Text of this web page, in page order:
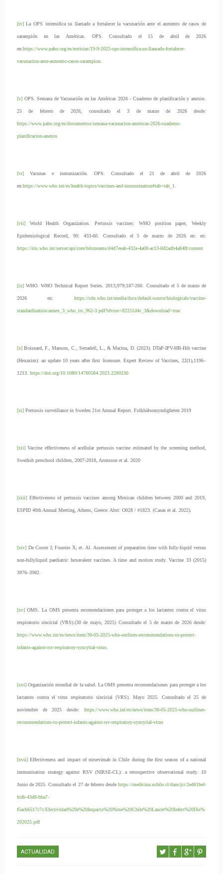
[iv]La OPS intensifica su llamado a fortalecer la vacunación ante el aumento de casos de
sarampión en las Américas. OPS. Consultado el 15 de abril de 2026
en:https://www.paho.org/es/noticias/19-9-2025-ops-intensifica-su-llamado-fortalecer-
vacunacion-ante-aumento-casos-sarampion.
[v]OPS. Semana de Vacunación en las Américas 2026 - Cuaderno de planificación y anexos.
25 de febrero de 2026, consultado el 3 de marzo de 2026 desde:
https://www.paho.org/es/documentos/semana-vacunacion-americas-2026-cuaderno-
planificacion-anexos
[vi]Vacunas e inmunización. OPS. Consultado el 21 de abril de 2026
en:https://www.who.int/es/health-topics/vaccines-and-immunization#tab=tab_1
[vii]World Health Organization. Pertussis vaccines: WHO position paper, Weekly
Epidemiological Record, 90: 433-60. Consultado el 5 de marzo de 2026 en: en:
https://iris.who.int/server/api/core/bitstreams/d4d7eeab-432e-4a08-ac13-0d2adb4a84ff/content
[ix]WHO. WHO Technical Report Series. 2013;979;187-260. Consultado el 5 de marzo de
2026 en:https://cdn.who.int/media/docs/default-source/biologicals/vaccine-
standardization/annex_3_who_trs_962-3.pdf?sfvrsn=82251d4c_3&download=true
[x]Boisnard, F., Manson, C., Serradell, L., & Macina, D. (2023). DTaP-IPV-HB-Hib vaccine
(Hexaxim): an update 10 years after first licensure. Expert Review of Vaccines, 22(1),1196–
1213. https://doi.org/10.1080/14760584.2023.2280236
[xi]Pertussis surveillance in Sweden 21st Annual Report. Folkhälsomyndigheten 2019
[xii]Vaccine effectiveness of acellular pertussis vaccine estimated by the screening method,
Swedish preschool children, 2007-2018, Aronsson et al. 2020
[xiii]Effectiveness of pertussis vaccines among Mexican children between 2000 and 2019,
ESPID 40th Annual Meeting, Athens, Greece: Abst: O028 / #1823. (Casas et al. 2022).
[xiv]De Coster I; Fournie X; et. Al. Assessment of preparation time with fully-liquid versus
non-fullyliquid paediatric hexavalent vaccines. A time and motion study. Vaccine 33 (2015)
3976–3982.
[xv]OMS. La OMS presenta recomendaciones para proteger a los lactantes contra el virus
respiratorio sincicial (VRS).(30 de mayo, 2025) Consultado el 5 de marzo de 2026 desde:
https://www.who.int/es/news/item/30-05-2025-who-outlines-recommendations-to-protect-
infants-against-rsv-respiratory-syncytial-virus.
[xvi]Organización mundial de la salud. La OMS presenta recomendaciones para proteger a los
lactantes contra el virus respiratorio sincicial (VRS). Mayo 2025. Consultado el 25 de
noviembre de 2025 desde:https://www.who.int/es/news/item/30-05-2025-who-outlines-
recommendations-to-protect-infants-against-rsv-respiratory-syncytial-virus
[xvii]Effectiveness and impact of nirsevimab in Chile during the first season of a national
immunisation strategy against RSV (NIRSE-CL): a retrospective observational study. 10
Junio de 2025. Consultado el 27 de febrero desdehttps://medicina.uchile.cl/dam/jcr:2ed61bef-
fcdb-43d6-bba7-
f5acb6517c7c/Efectividad%20e%20Impacto%20Nirse%20Chile%20Lancet%20Infect%20Dis%
202025.pdf
ACTUALIDAD